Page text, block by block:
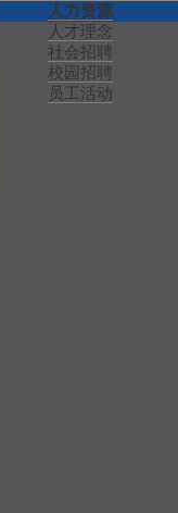
关于康尔
企业概况
企业文化
社会责任
企业荣誉
产品与服务
微晶玻璃
微晶器皿
钢化玻璃
宫瓷餐具
公司要闻
行业资讯
媒体新闻
人力资源
人才理念
社会招聘
校园招聘
员工活动